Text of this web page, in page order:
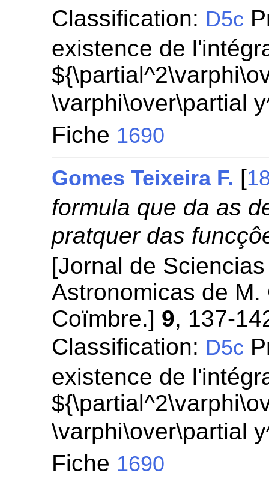
Classification: D5c
existence de
\varphi\over\partial
Fiche 1690
Gomes Teixeira F. [
formula que da as
pratquer das
[Jornal de
Astronomicas de M.
Coïmbre.] 9, 137-
Classification: D5c
existence de
\varphi\over\partial
Fiche 1690